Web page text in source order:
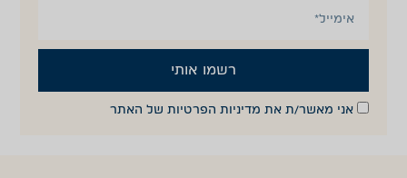
אני מאשר/ת את מדיניות הפרטיות של האתר
רשמו אותי